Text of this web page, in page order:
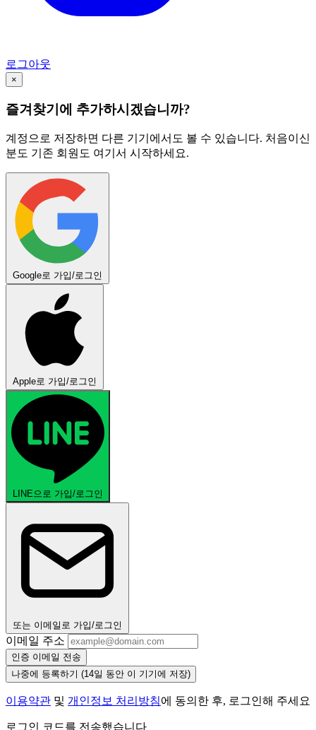
로그아웃
×
즐겨찾기에 추가하시겠습니까?
계정으로 저장하면 다른 기기에서도 볼 수 있습니다. 처음이신
분도 기존 회원도 여기서 시작하세요.
Google로 가입/로그인
Apple로 가입/로그인
LINE으로 가입/로그인
또는 이메일로 가입/로그인
이메일 주소
인증 이메일 전송
나중에 등록하기 (14일 동안 이 기기에 저장)
이용약관 및 개인정보 처리방침에 동의한 후, 로그인해 주세요
로그인 코드를 전송했습니다